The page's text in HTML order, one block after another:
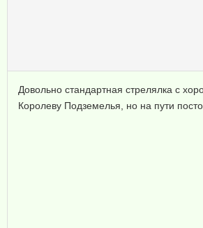
Довольно стандартная стрелялка с
Королеву Подземелья, но на пути